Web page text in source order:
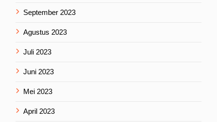
September 2023
Agustus 2023
Juli 2023
Juni 2023
Mei 2023
April 2023